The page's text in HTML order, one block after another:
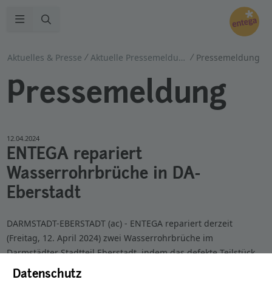
Datenschutz
Aktuelles & Presse Aktuelle Pressemeldungen Pressemeldung
Pressemeldung
12.04.2024
ENTEGA repariert
Wasserrohrbrüche in DA-
Eberstadt
DARMSTADT-EBERSTADT (ac) - ENTEGA repariert derzeit
(Freitag, 12. April 2024) zwei Wasserrohrbrüche im
Darmstädter Stadtteil Eberstadt, indem das defekte Teilstück
ersetzt wird. Die beiden Störungen waren gegen Mitternacht
in der Reuterallee und um 1 Uhr in der Nacht in der